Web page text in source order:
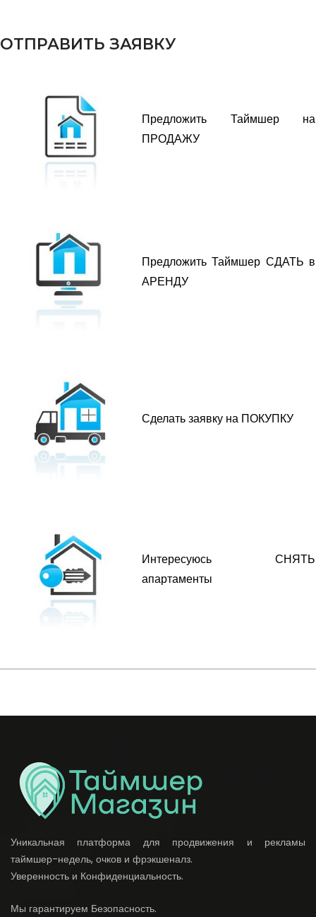
ОТПРАВИТЬ ЗАЯВКУ
Предложить Таймшер на
ПРОДАЖУ
Предложить Таймшер СДАТЬ в
АРЕНДУ
Сделать заявку на ПОКУПКУ
Интересуюсь СНЯТЬ
апартаменты
Уникальная платформа для продвижения и рекламы
таймшер-недель, очков и фрэкшеналз.
Уверенность и Конфиденциальность.
Мы гарантируем Безопасность.